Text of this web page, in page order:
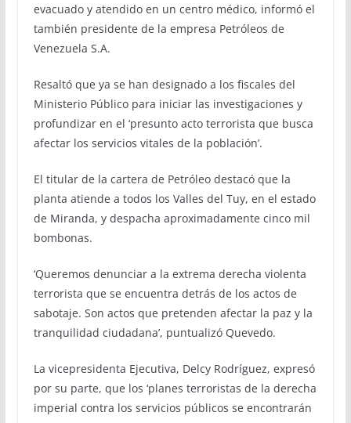
evacuado y atendido en un centro médico, informó el
también presidente de la empresa Petróleos de
Venezuela S.A.
Resaltó que ya se han designado a los fiscales del
Ministerio Público para iniciar las investigaciones y
profundizar en el ‘presunto acto terrorista que busca
afectar los servicios vitales de la población’.
El titular de la cartera de Petróleo destacó que la
planta atiende a todos los Valles del Tuy, en el estado
de Miranda, y despacha aproximadamente cinco mil
bombonas.
‘Queremos denunciar a la extrema derecha violenta
terrorista que se encuentra detrás de los actos de
sabotaje. Son actos que pretenden afectar la paz y la
tranquilidad ciudadana’, puntualizó Quevedo.
La vicepresidenta Ejecutiva, Delcy Rodríguez, expresó
por su parte, que los ‘planes terroristas de la derecha
imperial contra los servicios públicos se encontrarán